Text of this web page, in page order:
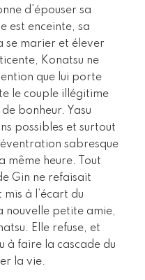
d’épouser sa
est enceinte, sa
se marier et élever
Konatsu ne
que lui porte
le couple illégitime
bonheur. Yasu
possibles et surtout
sabresque
même heure. Tout
Gin ne refaisait
mis à l’écart du
nouvelle petite amie,
Elle refuse, et
à faire la cascade du
la vie.